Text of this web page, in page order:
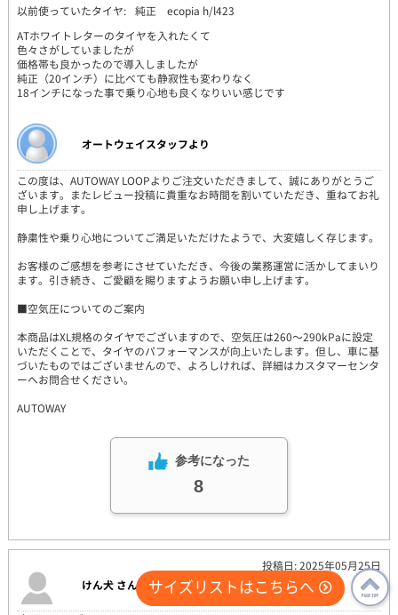
以前使っていたタイヤ: 純正 ecopia h/l423
ATホワイトレターのタイヤを入れたくて
色々さがしていましたが
価格帯も良かったので導入しましたが
純正（20インチ）に比べても静寂性も変わりなく
18インチになった事で乗り心地も良くなりいい感じです
オートウェイスタッフより
この度は、AUTOWAY LOOPよりご注文いただきまして、誠にありがとうご
ざいます。またレビュー投稿に貴重なお時間を割いていただき、重ねてお礼
申し上げます。
静粛性や乗り心地についてご満足いただけたようで、大変嬉しく存じます。
お客様のご感想を参考にさせていただき、今後の業務運営に活かしてまいり
ます。引き続き、ご愛顧を賜りますようお願い申し上げます。
■空気圧についてのご案内
本商品はXL規格のタイヤでございますので、空気圧は260～290kPaに設定
いただくことで、タイヤのパフォーマンスが向上いたします。但し、車に基
づいたものではございませんので、よろしければ、詳細はカスタマーセンタ
ーへお問合せください。
AUTOWAY
参考になった
8
投稿日: 2025年05月25日
けん犬 さん
サイズリストはこちらへ